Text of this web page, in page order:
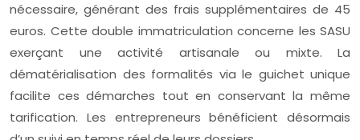
nécessaire, générant des frais supplémentaires de 45
euros. Cette double immatriculation concerne les SASU
exerçant une activité artisanale ou mixte. La
dématérialisation des formalités via le guichet unique
facilite ces démarches tout en conservant la même
tarification. Les entrepreneurs bénéficient désormais